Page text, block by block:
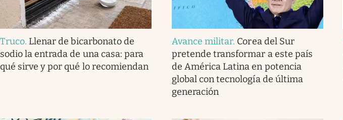
Truco. Llenar de bicarbonato de
sodio la entrada de una casa: para
qué sirve y por qué lo recomiendan
Avance militar. Corea del Sur
pretende transformar a este país
de América Latina en potencia
global con tecnología de última
generación